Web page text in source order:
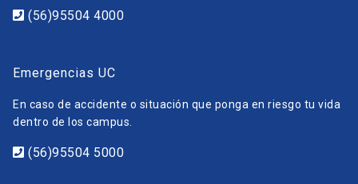
(56)95504 4000
Emergencias UC
En caso de accidente o situación que ponga en riesgo tu vida
dentro de los campus.
(56)95504 5000